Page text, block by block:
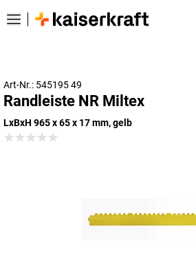
Art-Nr.: 545195 49
Randleiste NR Miltex
LxBxH 965 x 65 x 17 mm, gelb